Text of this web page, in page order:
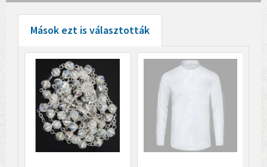
Mások ezt is választották